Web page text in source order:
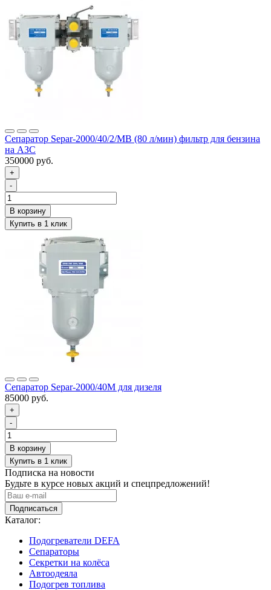
Сепаратор Separ-2000/40/2/МВ (80 л/мин) фильтр для бензина
на АЗС
350000 руб.
+
-
Сепаратор Separ-2000/40М для дизеля
85000 руб.
+
-
Подписка на новости
Будьте в курсе новых акций и спецпредложений!
Подписаться
Каталог:
Подогреватели DEFA
Сепараторы
Секретки на колёса
Автоодеяла
Подогрев топлива